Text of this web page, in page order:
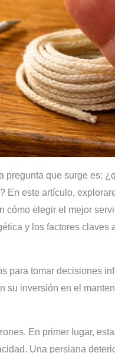
que surge es:
este artículo,
elegir el mejor
y los factores claves
para tomar decisiones
su inversión en el
En primer lugar,
Una persiana